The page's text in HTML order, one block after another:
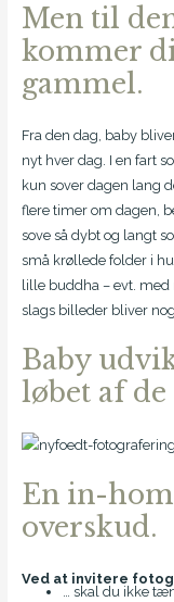
Men til
kommer
gammel.
Fra den dag, baby
nyt hver dag. I en fart
kun sover dagen lang
flere timer om dagen,
sove så dybt og langt
små krøllede folder i
lille buddha – evt.
slags billeder bliver
Baby
løbet af
En in-
overskud.
Ved at invitere
… skal du ikke